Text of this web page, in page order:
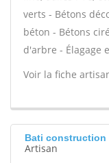
verts - Bétons
béton - Bétons
d'arbre - Élagage
Voir la fiche
Bati construction
Artisan